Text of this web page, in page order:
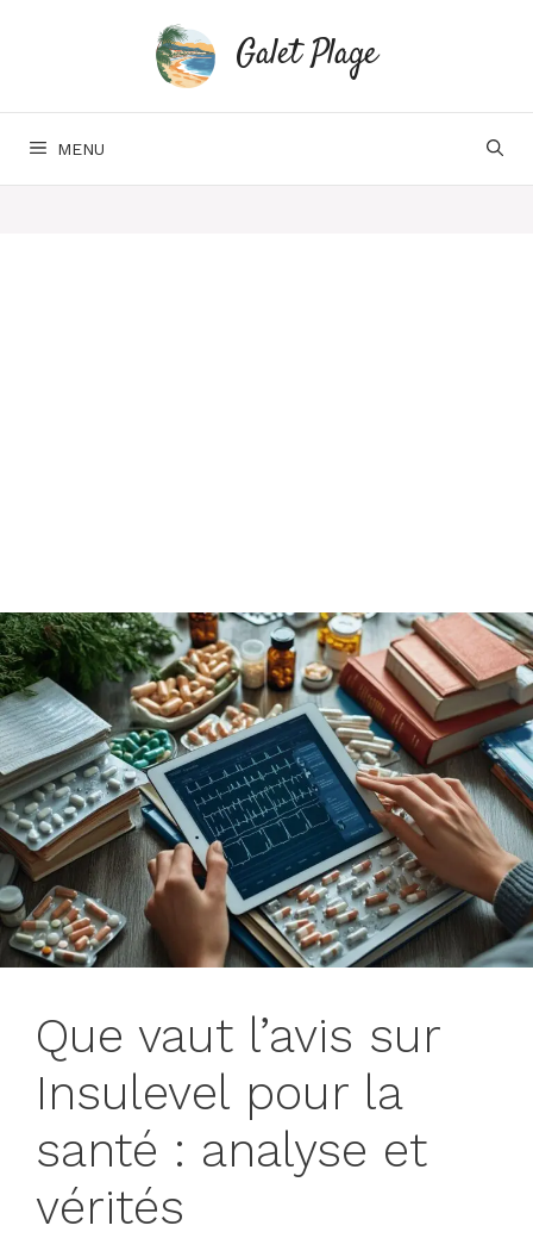
Galet Plage
MENU
Que vaut l’avis sur
Insulevel pour la
santé : analyse et
vérités